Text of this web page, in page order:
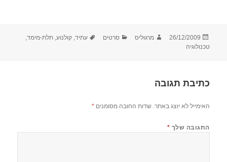
פורסם
בתאריך
26/12/2009 מחבר
מרגוליס קטגוריות
סרטים תגיות
עתיד ,קולנוע ,תלת-מימד
טכנולוגיה
כתיבת תגובה
האימייל לא יוצג באתר. שדות החובה מסומנים*
התגובה שלך *